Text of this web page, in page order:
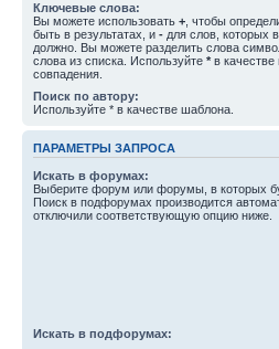
Ключевые слова:
Вы можете использовать + , чтобы
быть в результатах, и - для слов, которых
должно. Вы можете разделить слова
слова из списка. Используйте * в
совпадения.
Поиск по автору:
Используйте * в качестве шаблона.
ПАРАМЕТРЫ ЗАПРОСА
Искать в форумах:
Выберите форум или форумы, в которых
Поиск в подфорумах производится
отключили соответствующую опцию ниже.
Искать в подфорумах: